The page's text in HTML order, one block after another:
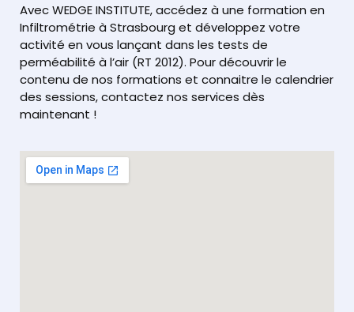
Avec WEDGE INSTITUTE, accédez à une formation en
Infiltrométrie à Strasbourg et développez votre
activité en vous lançant dans les tests de
perméabilité à l’air (RT 2012). Pour découvrir le
contenu de nos formations et connaitre le calendrier
des sessions, contactez nos services dès
maintenant !